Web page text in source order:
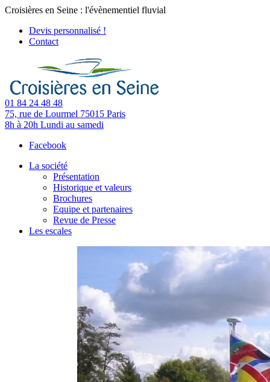
Croisières en Seine : l'évènementiel fluvial
Devis personnalisé !
Contact
01 84 24 48 48
75, rue de Lourmel 75015 Paris
8h à 20h Lundi au samedi
Facebook
La société
Présentation
Historique et valeurs
Brochures
Equipe et partenaires
Revue de Presse
Les escales